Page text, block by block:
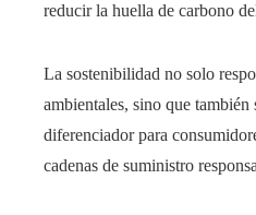
reducir la huella de carbono
La sostenibilidad no solo
ambientales, sino que
diferenciador para
cadenas de suministro